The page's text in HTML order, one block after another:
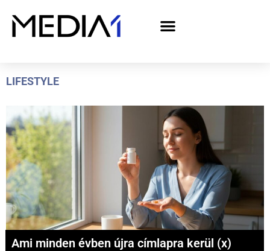
LIFESTYLE
Ami minden évben újra címlapra kerül (x)